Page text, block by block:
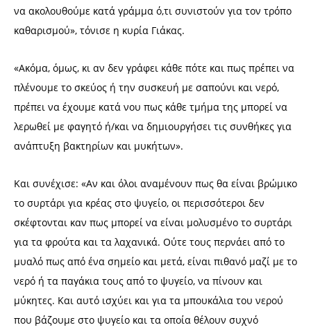
να ακολουθούμε κατά γράμμα ό,τι συνιστούν για τον τρόπο
καθαρισμού», τόνισε η κυρία Γιάκας.
«Ακόμα, όμως, κι αν δεν γράφει κάθε πότε και πως πρέπει να
πλένουμε το σκεύος ή την συσκευή με σαπούνι και νερό,
πρέπει να έχουμε κατά νου πως κάθε τμήμα της μπορεί να
λερωθεί με φαγητό ή/και να δημιουργήσει τις συνθήκες για
ανάπτυξη βακτηρίων και μυκήτων».
Και συνέχισε: «Αν και όλοι αναμένουν πως θα είναι βρώμικο
το συρτάρι για κρέας στο ψυγείο, οι περισσότεροι δεν
σκέφτονται καν πως μπορεί να είναι μολυσμένο το συρτάρι
για τα φρούτα και τα λαχανικά. Ούτε τους περνάει από το
μυαλό πως από ένα σημείο και μετά, είναι πιθανό μαζί με το
νερό ή τα παγάκια τους από το ψυγείο, να πίνουν και
μύκητες. Και αυτό ισχύει και για τα μπουκάλια του νερού
που βάζουμε στο ψυγείο και τα οποία θέλουν συχνό